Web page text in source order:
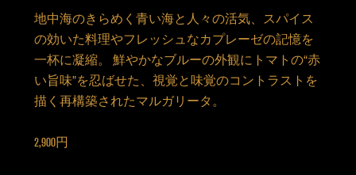
地中海のきらめく青い海と人々の活気、スパイス
の効いた料理やフレッシュなカプレーゼの記憶を
一杯に凝縮。 鮮やかなブルーの外観にトマトの“赤
い旨味”を忍ばせた、視覚と味覚のコントラストを
描く再構築されたマルガリータ。
2,900円